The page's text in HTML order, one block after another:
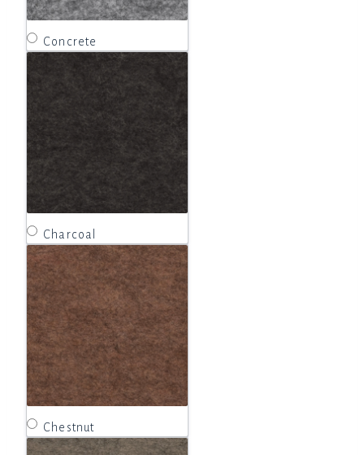
Concrete
Charcoal
Chestnut